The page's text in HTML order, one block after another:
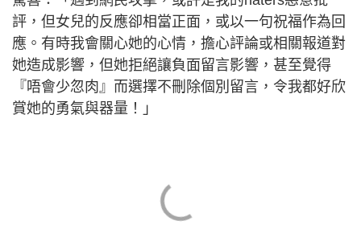
評，但女兒的反應卻相當正面，或以一句祝福作為回
應。有時我會關心她的心情，擔心評論或相關報道對
她造成影響，但她拒絕讓負面留言影響，甚至覺得
『唔會少忽肉』而選擇不刪除個別留言，令我都好欣
賞她的勇氣與器量！」